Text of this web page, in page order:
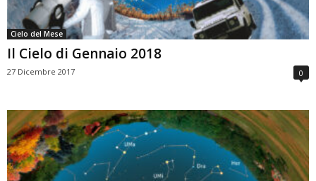
Cielo del Mese
Il Cielo di Gennaio 2018
27 Dicembre 2017 0